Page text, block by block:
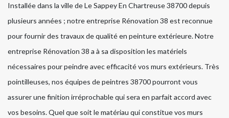
Installée dans la ville de Le Sappey En Chartreuse 38700 depuis
plusieurs années ; notre entreprise Rénovation 38 est reconnue
pour fournir des travaux de qualité en peinture extérieure. Notre
entreprise Rénovation 38 a à sa disposition les matériels
nécessaires pour peindre avec efficacité vos murs extérieurs. Très
pointilleuses, nos équipes de peintres 38700 pourront vous
assurer une finition irréprochable qui sera en parfait accord avec
vos besoins. Quel que soit le matériau qui constitue vos murs